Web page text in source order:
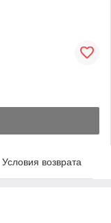
Условия возврата